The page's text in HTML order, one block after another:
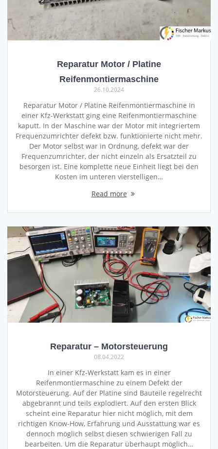
Reparatur Motor / Platine
Reifenmontiermaschine
26.10.2024
Reparatur Motor / Platine Reifenmontiermaschine In
einer Kfz-Werkstatt ging eine Reifenmontiermaschine
kaputt. In der Maschine war der Motor mit integriertem
Frequenzumrichter defekt bzw. funktionierte nicht mehr.
Der Motor selbst war in Ordnung, defekt war der
Frequenzumrichter, der nicht einzeln als Ersatzteil zu
besorgen ist. Eine komplette neue Einheit liegt bei den
Kosten im unteren vierstelligen…
Read more
Reparatur – Motorsteuerung
08.04.2022
In einer Kfz-Werkstatt kam es in einer
Reifenmontiermaschine zu einem Defekt der
Motorsteuerung. Auf der Platine sind Bauteile regelrecht
abgebrannt und teils explodiert. Auf den ersten Blick
scheint eine Reparatur hier nicht möglich, mit dem
richtigen Know-How, Erfahrung und Ausstattung war es
dennoch möglich selbst diesen schwierigen Fall zu
bearbeiten. Um die Reparatur überhaupt möglich…